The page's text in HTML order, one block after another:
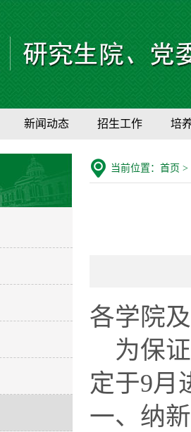
新闻动态 招生工作 培
当前位置： 首页 >
各学院
为保证
定于9月
一、纳